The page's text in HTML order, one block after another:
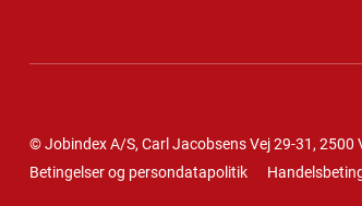
© Jobindex A/S, Carl Jacobsens Vej 29-31, 2500
Betingelser og persondatapolitik